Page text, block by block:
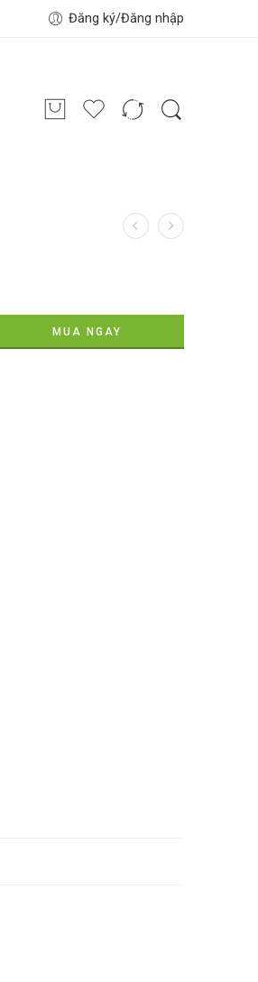
Đăng ký/Đăng nhập
MUA NGAY